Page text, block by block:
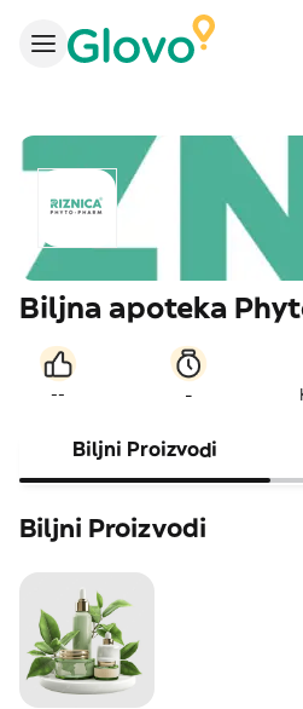
Biljna apoteka
-- -
Biljni Proizvodi
Biljni Proizvodi